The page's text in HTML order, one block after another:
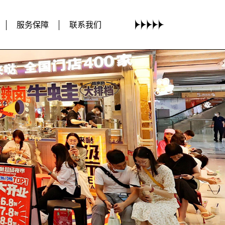
服务保障 联系我们